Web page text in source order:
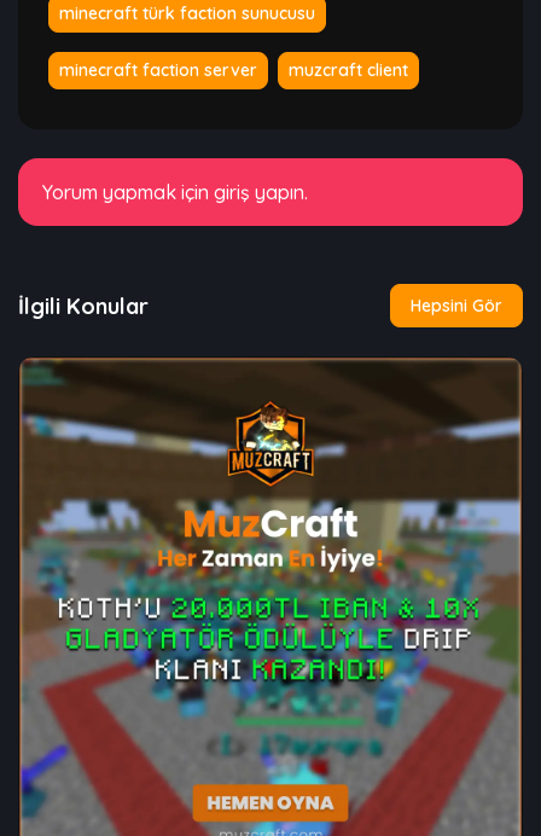
minecraft türk faction sunucusu
minecraft faction server muzcraft client
Yorum yapmak için giriş yapın.
İlgili Konular Hepsini Gör